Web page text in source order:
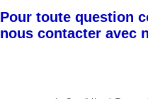
Pour toute question
nous contacter avec